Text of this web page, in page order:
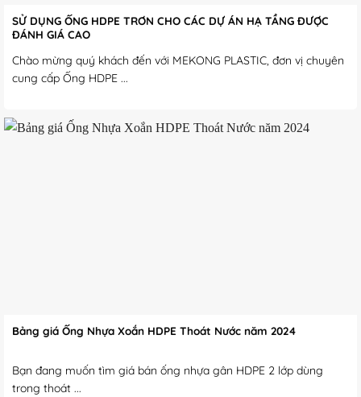
SỬ DỤNG ỐNG HDPE TRƠN CHO CÁC DỰ ÁN HẠ TẦNG ĐƯỢC
ĐÁNH GIÁ CAO
Chào mừng quý khách đến với MEKONG PLASTIC, đơn vị chuyên
cung cấp Ống HDPE ...
Bảng giá Ống Nhựa Xoắn HDPE Thoát Nước năm 2024
Bạn đang muốn tìm giá bán ống nhựa gân HDPE 2 lớp dùng
trong thoát ...